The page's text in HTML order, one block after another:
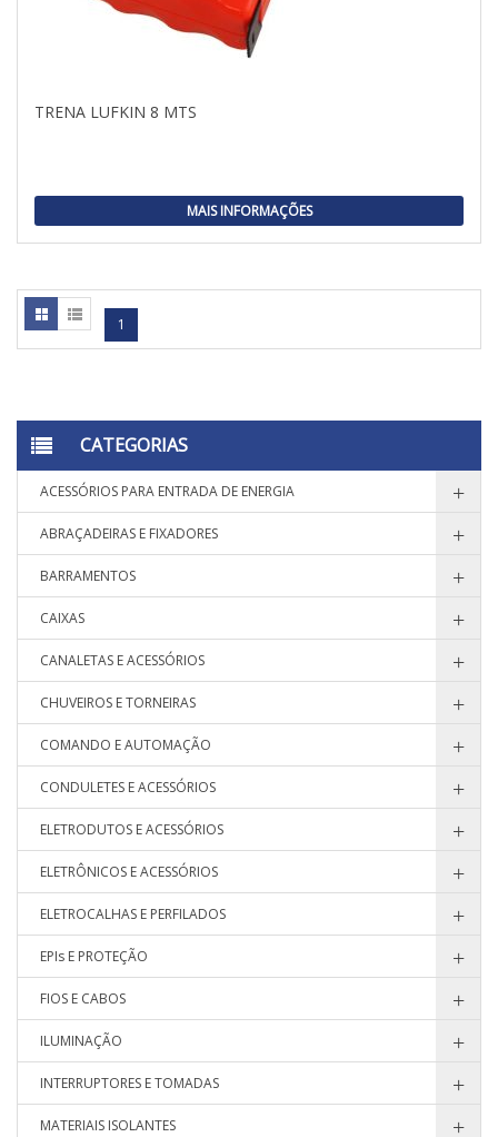
TRENA LUFKIN 8 MTS
MAIS INFORMAÇÕES
1
CATEGORIAS
ACESSÓRIOS PARA ENTRADA DE ENERGIA
ABRAÇADEIRAS E FIXADORES
BARRAMENTOS
CAIXAS
CANALETAS E ACESSÓRIOS
CHUVEIROS E TORNEIRAS
COMANDO E AUTOMAÇÃO
CONDULETES E ACESSÓRIOS
ELETRODUTOS E ACESSÓRIOS
ELETRÔNICOS E ACESSÓRIOS
ELETROCALHAS E PERFILADOS
EPIs E PROTEÇÃO
FIOS E CABOS
ILUMINAÇÃO
INTERRUPTORES E TOMADAS
MATERIAIS ISOLANTES